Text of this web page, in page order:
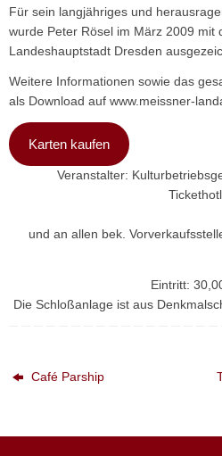
Für sein langjähriges und
wurde Peter Rösel im März 2009 mit
Landeshauptstadt Dresden
Weitere Informationen sowie das
als Download auf www.meissner-
Karten kaufen
Veranstalter:
und an allen bek.
Eintritt:
Die Schloßanlage ist aus
Café Parship